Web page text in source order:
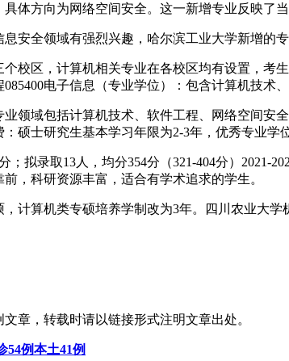
体方向为网络空间安全。这一新增专业反映了
安全领域有强烈兴趣，哈尔滨工业大学新增的
校区，计算机相关专业在各校区均有设置，
电子信息（专业学位）：包含计算机技术
领域包括计算机技术、软件工程、网络空间安
硕士研究生基本学习年限为2-3年，优秀专业学
；拟录取13人，均分354分（321-404分）
，科研资源丰富，适合有学术追求的学生。
计算机类专硕培养学制改为3年。四川农业大
章，转载时请以链接形式注明文章出处。
54例本土41例